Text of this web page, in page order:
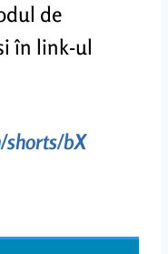
de
în link-ul
shorts/bX